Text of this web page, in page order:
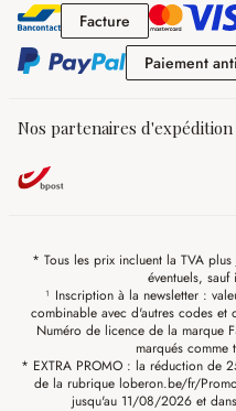
FactureFacture
Paiement
Nos partenaires d'expédition
* Tous les prix incluent la TVA plus
éventuels,
¹ Inscription à la newsletter :
combinable avec d'autres codes et
Numéro de licence de la marque
marqués comme
* EXTRA PROMO : la réduction de
de la rubrique loberon.be/fr/
jusqu'au 11/08/2026 et